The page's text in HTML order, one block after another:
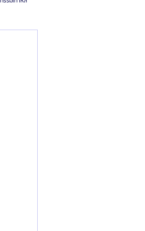
ทศเกาหลี